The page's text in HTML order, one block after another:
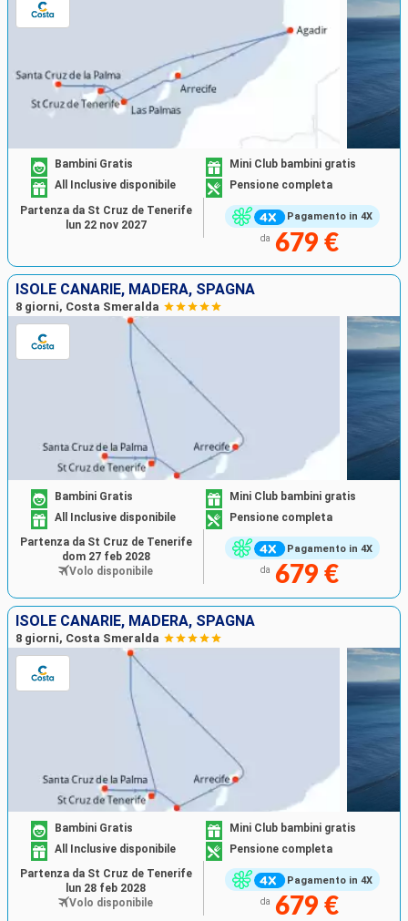
Pagamento in 4X
Bambini Gratis
Mini Club bambini gratis
All Inclusive disponibile
Pensione completa
da 679 €
Partenza da St Cruz de Tenerife
lun 22 nov 2027
ISOLE CANARIE, MADERA, SPAGNA
8 giorni, Costa Smeralda
Pagamento in 4X
Bambini Gratis
Mini Club bambini gratis
All Inclusive disponibile
Pensione completa
da 679 €
Partenza da St Cruz de Tenerife
dom 27 feb 2028
Volo disponibile
ISOLE CANARIE, MADERA, SPAGNA
8 giorni, Costa Smeralda
Pagamento in 4X
Bambini Gratis
Mini Club bambini gratis
All Inclusive disponibile
Pensione completa
da 679 €
Partenza da St Cruz de Tenerife
lun 28 feb 2028
Volo disponibile